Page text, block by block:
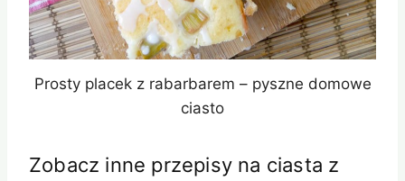
Prosty placek z rabarbarem – pyszne domowe
ciasto
Zobacz inne przepisy na ciasta z